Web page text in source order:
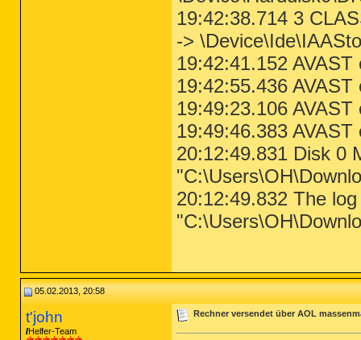
19:42:38.714 3
->
19:42:41.152
19:42:55.436
19:49:23.106
19:49:46.383
20:12:49.831 Disk 0
20:12:49.832 The
05.02.2013, 20:58
t'john
Helfer-Team
Rechner versendet über AOL